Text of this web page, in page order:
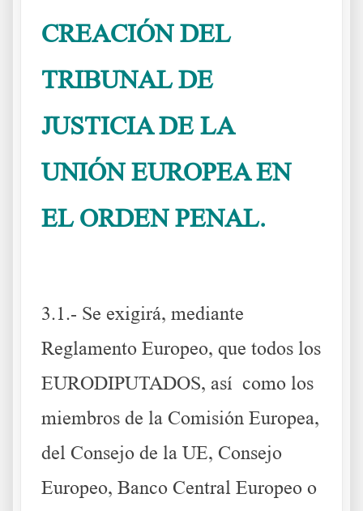
CREACIÓN DEL
TRIBUNAL DE
JUSTICIA DE LA
UNIÓN EUROPEA EN
EL ORDEN PENAL.
3.1.- Se exigirá, mediante
Reglamento Europeo, que todos los
EURODIPUTADOS, así como los
miembros de la Comisión Europea,
del Consejo de la UE, Consejo
Europeo, Banco Central Europeo o